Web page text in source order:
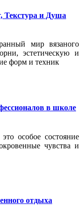
Текстура и Душа
мир вязаного
эстетическую и
форм и техник
в школе
особое состояние
чувства и
отдыха